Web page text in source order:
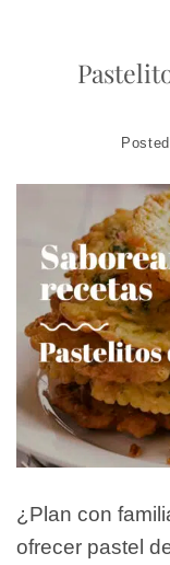
¿Plan con
ofrecer pastel